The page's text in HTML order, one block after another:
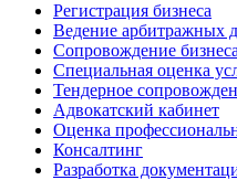
Регистрация бизнеса
Ведение арбитражных
Сопровождение бизнеса
Специальная оценка
Тендерное
Адвокатский кабинет
Оценка
Консалтинг
Разработка